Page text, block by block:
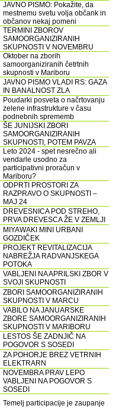
JAVNO PISMO: Pokažite, da
mestnemu svetu volja občank in
občanov nekaj pomeni
TERMINI ZBOROV
SAMOORGANIZIRANIH
SKUPNOSTI V NOVEMBRU
Oktober na zborih
samoorganiziranih četrtnih
skupnosti v Mariboru
JAVNO PISMO VLADI RS: GAZA
IN BANALNOST ZLA
Poudarki posveta o načrtovanju
zelene infrastrukture v času
podnebnih sprememb
ŠE JUNIJSKI ZBORI
SAMOORGANIZIRANIH
SKUPNOSTI, POTEM PAVZA
Leto 2024 - spet nesrečno ali
vendarle usodno za
participativni proračun v
Mariboru?
ODPRTI PROSTORI ZA
RAZPRAVO O SKUPNOSTI –
MAJ 24
DREVESNICA POD STREHO,
PRVA DREVESCA ŽE V ZEMLJI
MIYAWAKI MINI URBANI
GOZDIČEK
PROJEKT REVITALIZACIJA
NABREŽJA RADVANJSKEGA
POTOKA
VABLJENI NA APRILSKI ZBOR V
SVOJI SKUPNOSTI
ZBORI SAMOORGANIZIRANIH
SKUPNOSTI V MARCU
VABILO NA JANUARSKE
ZBORE SAMOORGANIZIRANIH
SKUPNOSTI V MARIBORU
LESTOS ŠE ZADNJIČ NA
POGOVOR S SOSEDI
ZA POHORJE BREZ VETRNIH
ELEKTRARN
NOVEMBRA PRAV LEPO
VABLJENI NA POGOVOR S
SOSEDI
Temelj participacije je zaupanje